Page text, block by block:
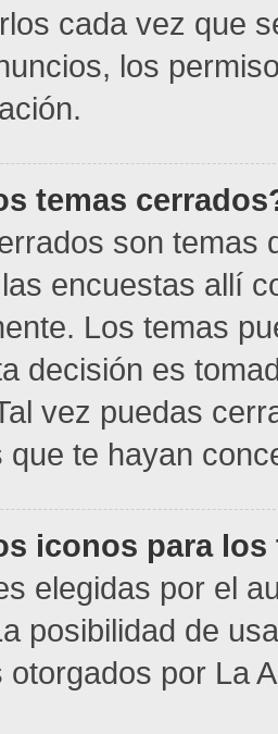
cada vez que
los
temas
son temas
encuestas allí
Los temas
decisión es
vez puedas
que te hayan
iconos para los
elegidas por el
posibilidad de
otorgados por La